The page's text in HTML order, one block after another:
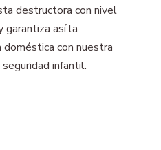
destructora con nivel
garantiza así la
con nuestra
infantil.